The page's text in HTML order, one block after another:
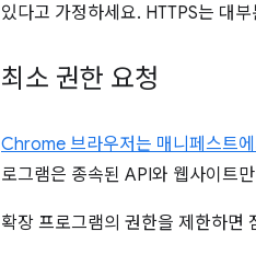
있다고 가정하세요. HTTPS는 대부
최소 권한 요청
Chrome 브라우저는 매니페스트
로그램은 종속된 API와 웹사이트
확장 프로그램의 권한을 제한하면